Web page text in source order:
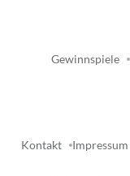
Gewinnspiele
Kontakt Impressum